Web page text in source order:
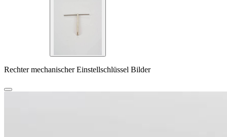
Rechter mechanischer Einstellschlüssel Bilder